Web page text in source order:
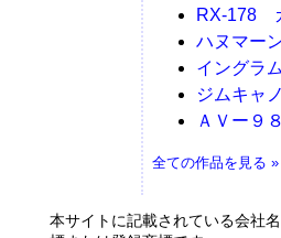
RX-178
ハヌマー
イングラ
ジムキャ
ＡＶー
全ての作品を見る »
本サイトに記載されている会社